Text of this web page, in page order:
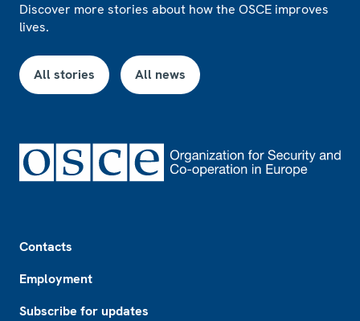
Discover more stories about how the OSCE improves
lives.
All stories All news
Contacts
Employment
Subscribe for updates